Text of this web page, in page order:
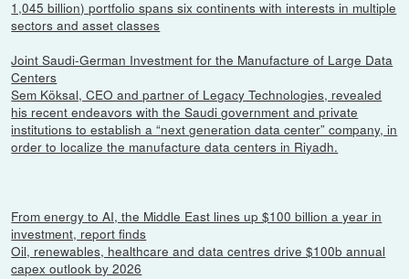
1,045 billion) portfolio spans six continents with interests in multiple
sectors and asset classes
Joint Saudi-German Investment for the Manufacture of Large Data
Centers
Sem Köksal, CEO and partner of Legacy Technologies, revealed
his recent endeavors with the Saudi government and private
institutions to establish a “next generation data center” company, in
order to localize the manufacture data centers in Riyadh.
From energy to AI, the Middle East lines up $100 billion a year in
investment, report finds
Oil, renewables, healthcare and data centres drive $100b annual
capex outlook by 2026